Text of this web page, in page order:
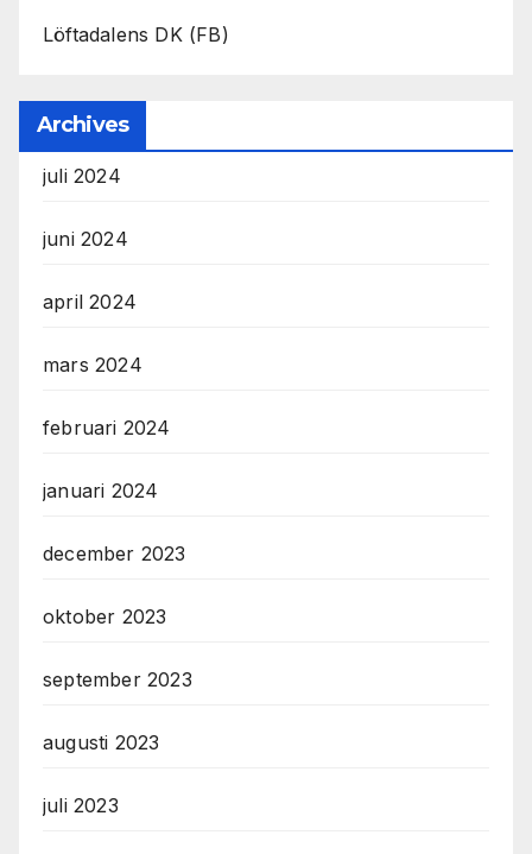
Löftadalens DK (FB)
Archives
juli 2024
juni 2024
april 2024
mars 2024
februari 2024
januari 2024
december 2023
oktober 2023
september 2023
augusti 2023
juli 2023